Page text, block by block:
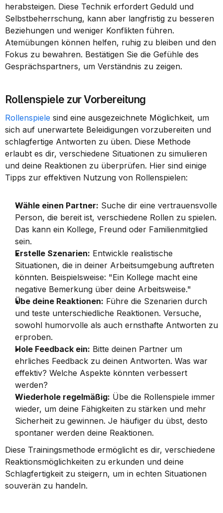
herabsteigen. Diese Technik erfordert Geduld und
Selbstbeherrschung, kann aber langfristig zu besseren
Beziehungen und weniger Konflikten führen.
Atemübungen können helfen, ruhig zu bleiben und den
Fokus zu bewahren. Bestätigen Sie die Gefühle des
Gesprächspartners, um Verständnis zu zeigen.
Rollenspiele zur Vorbereitung
Rollenspiele sind eine ausgezeichnete Möglichkeit, um
sich auf unerwartete Beleidigungen vorzubereiten und
schlagfertige Antworten zu üben. Diese Methode
erlaubt es dir, verschiedene Situationen zu simulieren
und deine Reaktionen zu überprüfen. Hier sind einige
Tipps zur effektiven Nutzung von Rollenspielen:
Wähle einen Partner: Suche dir eine vertrauensvolle
Person, die bereit ist, verschiedene Rollen zu spielen.
Das kann ein Kollege, Freund oder Familienmitglied
sein.
Erstelle Szenarien: Entwickle realistische
Situationen, die in deiner Arbeitsumgebung auftreten
könnten. Beispielsweise: "Ein Kollege macht eine
negative Bemerkung über deine Arbeitsweise."
Übe deine Reaktionen: Führe die Szenarien durch
und teste unterschiedliche Reaktionen. Versuche,
sowohl humorvolle als auch ernsthafte Antworten zu
erproben.
Hole Feedback ein: Bitte deinen Partner um
ehrliches Feedback zu deinen Antworten. Was war
effektiv? Welche Aspekte könnten verbessert
werden?
Wiederhole regelmäßig: Übe die Rollenspiele immer
wieder, um deine Fähigkeiten zu stärken und mehr
Sicherheit zu gewinnen. Je häufiger du übst, desto
spontaner werden deine Reaktionen.
Diese Trainingsmethode ermöglicht es dir, verschiedene
Reaktionsmöglichkeiten zu erkunden und deine
Schlagfertigkeit zu steigern, um in echten Situationen
souverän zu handeln.